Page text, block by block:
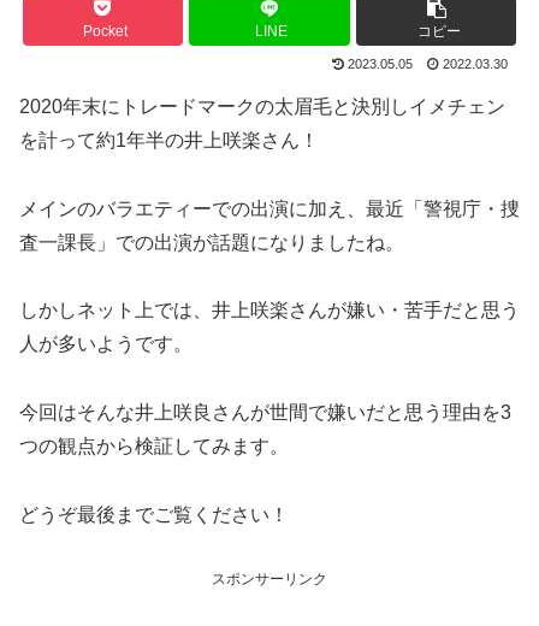
Pocket LINE コピー
2023.05.05 2022.03.30
2020年末にトレードマークの太眉毛と決別しイメチェン
を計って約1年半の井上咲楽さん！
メインのバラエティーでの出演に加え、最近「警視庁・捜
査一課長」での出演が話題になりましたね。
しかしネット上では、井上咲楽さんが嫌い・苦手だと思う
人が多いようです。
今回はそんな井上咲良さんが世間で嫌いだと思う理由を3
つの観点から検証してみます。
どうぞ最後までご覧ください！
スポンサーリンク